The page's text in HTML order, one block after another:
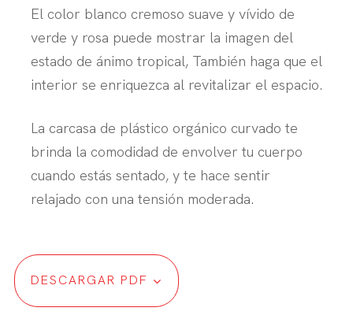
El color blanco cremoso suave y vívido de
verde y rosa puede mostrar la imagen del
estado de ánimo tropical, También haga que el
interior se enriquezca al revitalizar el espacio.
La carcasa de plástico orgánico curvado te
brinda la comodidad de envolver tu cuerpo
cuando estás sentado, y te hace sentir
relajado con una tensión moderada.
DESCARGAR PDF